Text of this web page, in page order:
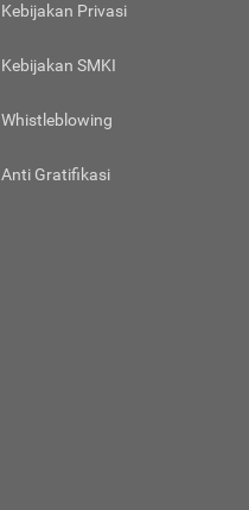
Kebijakan Privasi
Kebijakan SMKI
Whistleblowing
Anti Gratifikasi